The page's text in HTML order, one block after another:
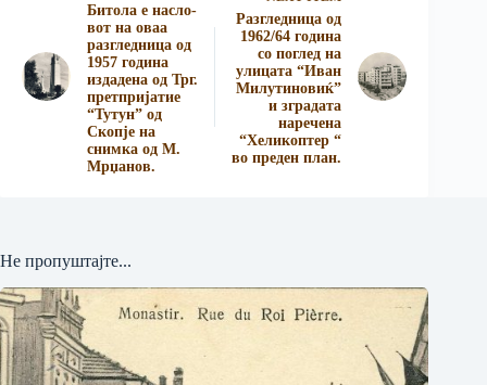
Битола е насло­
вот на оваа
разгледница од
1957 година
издадена од Трг.
претпријатие
“Тутун” од
Скопје на
снимка од М.
Мрџанов.
Разгледница од
1962/64 година
со поглед на
улицата “Иван
Милутиновиќ”
и зградата
наречена
“Хеликоптер “
во преден план.
Не пропуштајте...